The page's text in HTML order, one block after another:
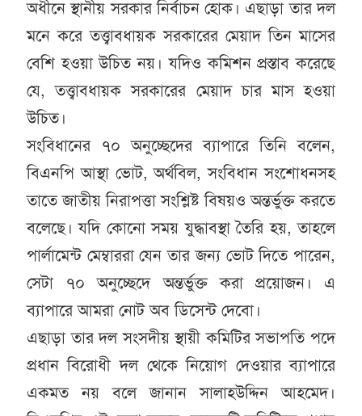
অধীনে স্থানীয় সরকার নির্বাচন হোক। এছাড়া তার দল
মনে করে তত্ত্বাবধায়ক সরকারের মেয়াদ তিন মাসের
বেশি হওয়া উচিত নয়। যদিও কমিশন প্রস্তাব করেছে
যে, তত্ত্বাবধায়ক সরকারের মেয়াদ চার মাস হওয়া
উচিত।
সংবিধানের ৭০ অনুচ্ছেদের ব্যাপারে তিনি বলেন,
বিএনপি আস্থা ভোট, অর্থবিল, সংবিধান সংশোধনসহ
তাতে জাতীয় নিরাপত্তা সংশ্লিষ্ট বিষয়ও অন্তর্ভুক্ত করতে
বলেছে। যদি কোনো সময় যুদ্ধাবস্থা তৈরি হয়, তাহলে
পার্লামেন্ট মেম্বাররা যেন তার জন্য ভোট দিতে পারেন,
সেটা ৭০ অনুচ্ছেদে অন্তর্ভুক্ত করা প্রয়োজন। এ
ব্যাপারে আমরা নোট অব ডিসেন্ট দেবো।
এছাড়া তার দল সংসদীয় স্থায়ী কমিটির সভাপতি পদে
প্রধান বিরোধী দল থেকে নিয়োগ দেওয়ার ব্যাপারে
একমত নয় বলে জানান সালাহউদ্দিন আহমেদ।